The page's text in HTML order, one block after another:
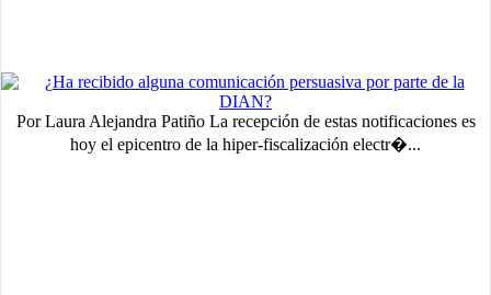
Por Laura Alejandra Patiño La recepción de estas notificaciones es
hoy el epicentro de la hiper-fiscalización electr�...